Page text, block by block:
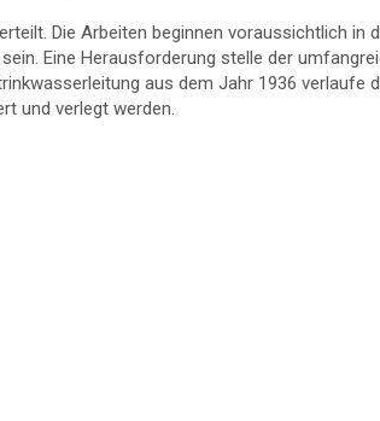
Die Arbeiten beginnen voraussichtlich in
Eine Herausforderung stelle der
aus dem Jahr 1936 verlaufe
und verlegt werden.